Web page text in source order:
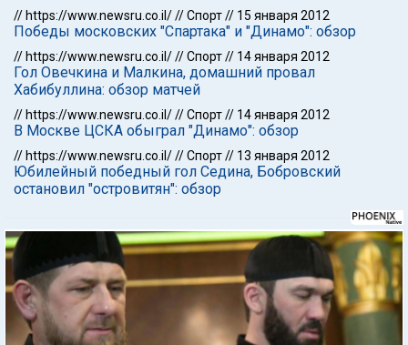
// https://www.newsru.co.il///Спорт// 15 января 2012
Победы московских "Спартака" и "Динамо": обзор
// https://www.newsru.co.il///Спорт// 14 января 2012
Гол Овечкина и Малкина, домашний провал
Хабибуллина: обзор матчей
// https://www.newsru.co.il///Спорт// 14 января 2012
В Москве ЦСКА обыграл "Динамо": обзор
// https://www.newsru.co.il///Спорт// 13 января 2012
Юбилейный победный гол Седина, Бобровский
остановил "островитян": обзор